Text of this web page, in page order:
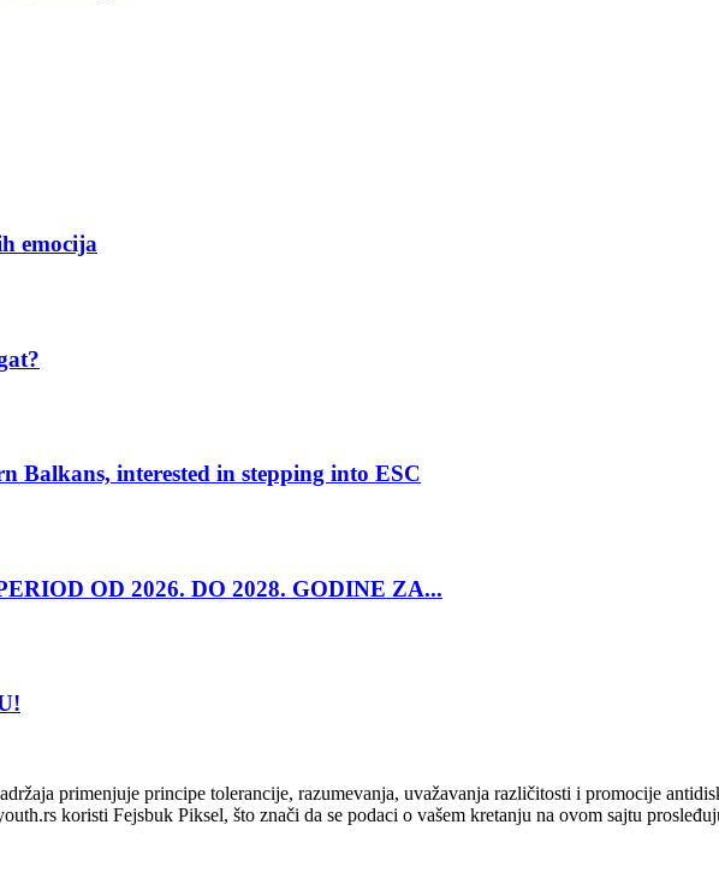
emocija
Balkans, interested in stepping into ESC
OD 2026. DO 2028. GODINE ZA...
primenjuje principe tolerancije, razumevanja, uvažavanja različitosti i promocije
koristi Fejsbuk Piksel, što znači da se podaci o vašem kretanju na ovom sajtu